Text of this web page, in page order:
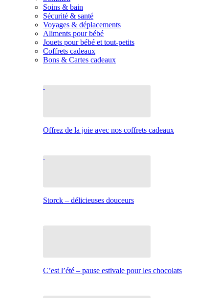
Soins & bain
Sécurité & santé
Voyages & déplacements
Aliments pour bébé
Jouets pour bébé et tout-petits
Coffrets cadeaux
Bons & Cartes cadeaux
Offrez de la joie avec nos coffrets cadeaux
Storck – délicieuses douceurs
C’est l’été – pause estivale pour les chocolats